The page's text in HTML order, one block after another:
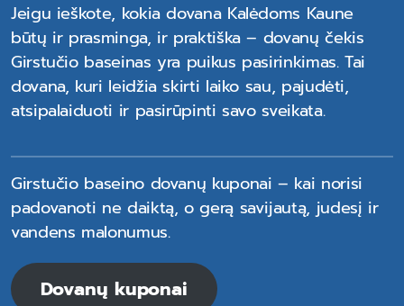
Jeigu ieškote, kokia dovana Kalėdoms Kaune
būtų ir prasminga, ir praktiška – dovanų čekis
Girstučio baseinas yra puikus pasirinkimas. Tai
dovana, kuri leidžia skirti laiko sau, pajudėti,
atsipalaiduoti ir pasirūpinti savo sveikata.
Girstučio baseino dovanų kuponai – kai norisi
padovanoti ne daiktą, o gerą savijautą, judesį ir
vandens malonumus.
Dovanų kuponai